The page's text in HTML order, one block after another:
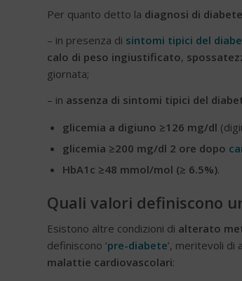
Per quanto detto la diagnosi di
– in presenza di sintomi tipici del
calo di peso ingiustificato,
giornata;
– in assenza di sintomi tipici del
glicemia a digiuno ≥126 mg/dl
glicemia ≥200 mg/dl 2 ore dopo
HbA1c ≥48 mmol/mol (≥ 6.5%).
Quali valori definiscono
Esistono altre condizioni di alterato
definiscono ‘pre-diabete’, meritevoli di
malattie cardiovascolari: